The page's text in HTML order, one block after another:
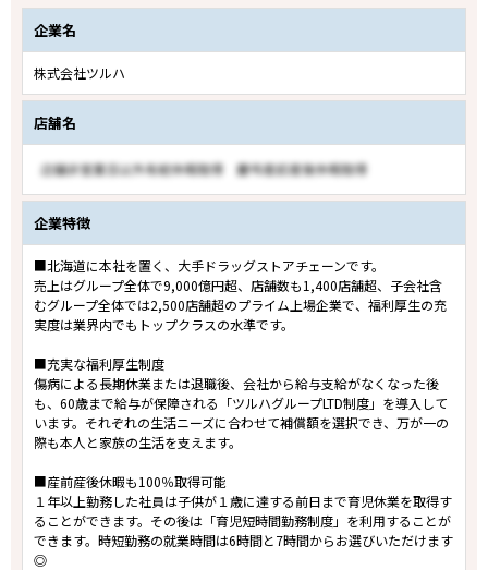
企業名
株式会社ツルハ
店舗名
企業特徴
■北海道に本社を置く、大手ドラッグストアチェーンです。
売上はグループ全体で9,000億円超、店舗数も1,400店舗超、子会社含
むグループ全体では2,500店舗超のプライム上場企業で、福利厚生の充
実度は業界内でもトップクラスの水準です。
■充実な福利厚生制度
傷病による長期休業または退職後、会社から給与支給がなくなった後
も、60歳まで給与が保障される「ツルハグループLTD制度」を導入して
います。それぞれの生活ニーズに合わせて補償額を選択でき、万が一の
際も本人と家族の生活を支えます。
■産前産後休暇も100％取得可能
１年以上勤務した社員は子供が１歳に達する前日まで育児休業を取得す
ることができます。その後は「育児短時間勤務制度」を利用することが
できます。時短勤務の就業時間は6時間と7時間からお選びいただけます
◎